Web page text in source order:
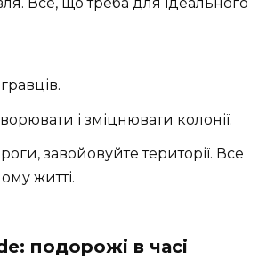
і зміцнювати колонії.
завойовуйте території. Все
житті.
подорожі в часі